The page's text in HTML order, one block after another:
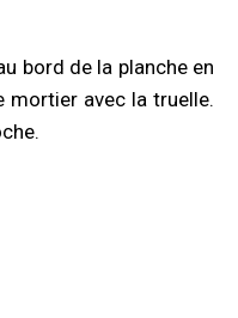
bord de la planche en
mortier avec la truelle.